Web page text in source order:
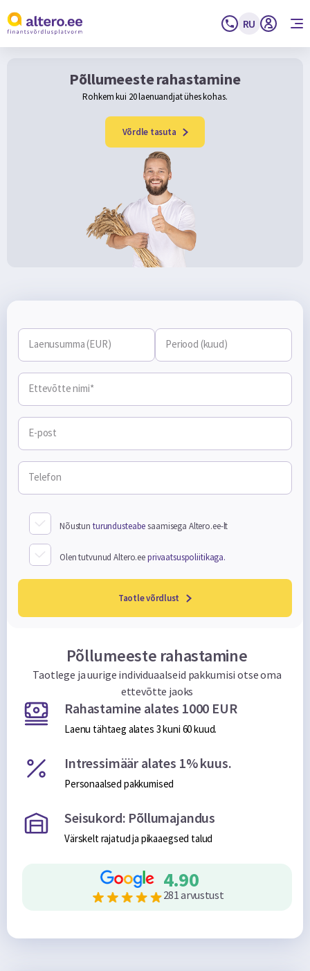
RU
Põllumeeste rahastamine
Rohkem kui 20 laenuandjat ühes kohas.
Võrdle tasuta
Põllumeeste rahastamine
Taotlege ja uurige individuaalseid pakkumisi otse oma
ettevõtte jaoks
Rahastamine alates 1000 EUR
Laenu tähtaeg alates 3 kuni 60 kuud.
Intressimäär alates 1% kuus.
Personaalsed pakkumised
Seisukord: Põllumajandus
Värskelt rajatud ja pikaaegsed talud
4.90
281 arvustust
Laenusumma (EUR) Periood (kuud)
Ettevõtte nimi*
E-post
Telefon
Nõustun turundusteabesaamisega Altero.ee-lt
Olen tutvunud Altero.eeprivaatsuspoliitikaga.
Taotle võrdlust